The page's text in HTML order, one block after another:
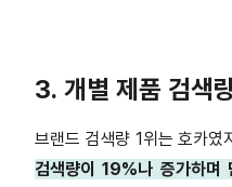
3. 개별 제품 검색
브랜드 검색량 1위는 호카였
검색량이 19%나 증가하며